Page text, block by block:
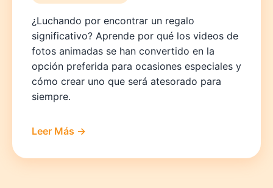
¿Luchando por encontrar un regalo
significativo? Aprende por qué los videos de
fotos animadas se han convertido en la
opción preferida para ocasiones especiales y
cómo crear uno que será atesorado para
siempre.
Leer Más →